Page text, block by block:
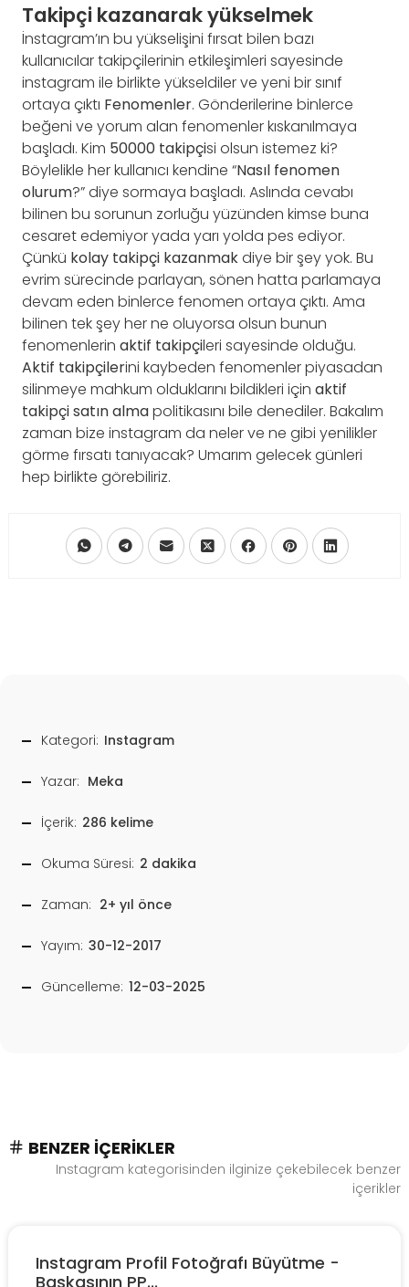
Takipçi kazanarak yükselmek
İnstagram’ın bu yükselişini fırsat bilen bazı
kullanıcılar takipçilerinin etkileşimleri sayesinde
instagram ile birlikte yükseldiler ve yeni bir sınıf
ortaya çıktı Fenomenler. Gönderilerine binlerce
beğeni ve yorum alan fenomenler kıskanılmaya
başladı. Kim 50000 takipçisi olsun istemez ki?
Böylelikle her kullanıcı kendine “Nasıl fenomen
olurum?” diye sormaya başladı. Aslında cevabı
bilinen bu sorunun zorluğu yüzünden kimse buna
cesaret edemiyor yada yarı yolda pes ediyor.
Çünkü kolay takipçi kazanmakdiye bir şey yok. Bu
evrim sürecinde parlayan, sönen hatta parlamaya
devam eden binlerce fenomen ortaya çıktı. Ama
bilinen tek şey her ne oluyorsa olsun bunun
fenomenlerin aktif takipçileri sayesinde olduğu.
Aktif takipçilerini kaybeden fenomenler piyasadan
silinmeye mahkum olduklarını bildikleri için aktif
takipçi satın almapolitikasını bile denediler. Bakalım
zaman bize instagram da neler ve ne gibi yenilikler
görme fırsatı tanıyacak? Umarım gelecek günleri
hep birlikte görebiliriz.
Kategori: Instagram
Yazar: Meka
İçerik: 286 kelime
Okuma Süresi: 2 dakika
Zaman: 2+ yıl önce
Yayım: 30-12-2017
Güncelleme: 12-03-2025
BENZER İÇERIKLER
Instagram kategorisinden ilginize çekebilecek benzer
içerikler
Instagram Profil Fotoğrafı Büyütme -
Başkasının PP...